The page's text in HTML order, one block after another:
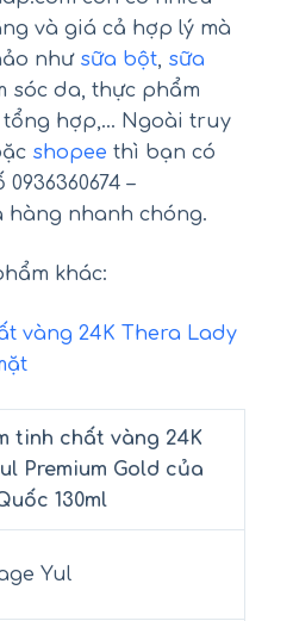
và giá cả hợp lý mà
như sữa bột, sữa
sóc da, thực phẩm
hợp,… Ngoài truy
shopee thì bạn có
–
hàng nhanh chóng.
khác:
vàng 24K Thera Lady
tinh chất vàng 24K
Premium Gold của
130ml
Yul